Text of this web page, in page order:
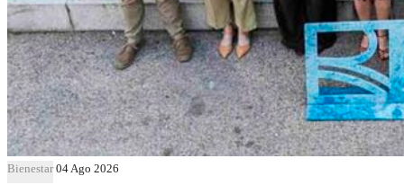
Bienestar 04 Ago 2026